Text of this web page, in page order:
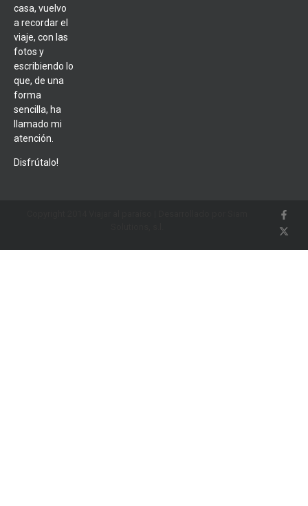
casa, vuelvo
a recordar el
viaje, con las
fotos y
escribiendo lo
que, de una
forma
sencilla, ha
llamado mi
atención.
Disfrútalo!